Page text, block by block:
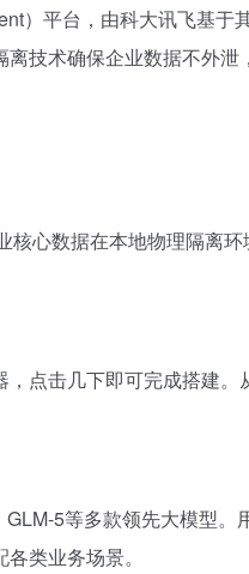
）平台，由科大讯飞基
技术确保企业数据不外
心数据在本地物理隔离
点击几下即可完成搭建
5等多款领先大模型
类业务场景。